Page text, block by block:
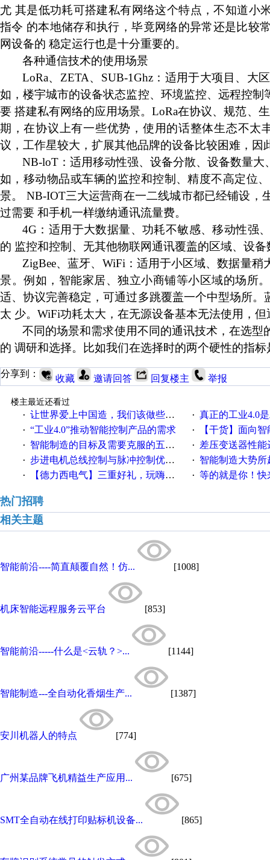
尤 其是低功耗可搭建私有网络这个特点，不知道小
指令 的本地储存和执行，毕竟网络的异常还是比较
网设备的 稳定运行也是十分重要的。
各种通信技术的使用场景
LoRa、 ZETA、 SUB-1Ghz： 适用于大项目、大
如，楼宇城市的设备状态监控、环境监控、远程控
要 搭建私有网络的应用场景。LoRa在协议、规范、
期，在协议上有一些优势，使用的话整体生态不太
议，工作星较大，扩展其他品牌的设备比较困难，因
NB-loT ： 适用移动性强、设备分散、设备数量
如，移动物品或车辆的监控和控制、精度不高定位
景。
NB-IOT三大运营商在一二线城市都已经铺设，
过需要 和手机一样缴纳通讯流量费。
4G ： 适用于大数据量、功耗不敏感、移动性强
的 监控和控制、无其他物联网通讯覆盖的区域、设
ZigBee、蓝牙、 WiFi ： 适用于小区域、数据量稍
景。例如，智能家居、独立小商铺等小区域的场所。
适、协议完善稳定，可通过多跳覆盖一个中型场所
太 少。 WiFi功耗太大，在无源设备基本无法使用，
不同的场景和需求使用不同的通讯技术，在选
的 调研和选择。比如我们在选择时的两个硬性的指
分享到： 收藏 邀请回答 回复楼主 举报
楼主最近还看过
· 让世界爱上中国造，我们该做些什么 · 真正的工业4.0
· “工业4.0”推动智能控制产品的需求 · 【干货】面向
· 智能制造的目标及需要克服的五个障碍 · 差压变送器性能达
· 步进电机总线控制与脉冲控制优缺点 · 智能制造大势所趋
· 【德力西电气】三重好礼，玩嗨夏日！ · 等的就是你！快来
热门招聘
相关主题
智能前沿----简直颠覆自然！仿... [1008]
机床智能远程服务云平台 [853]
智能前沿-----什么是<云轨？>... [1144]
智能制造---全自动化香烟生产... [1387]
安川机器人的特点 [774]
广州某品牌飞机精益生产应用... [675]
SMT全自动在线打印贴标机设备... [865]